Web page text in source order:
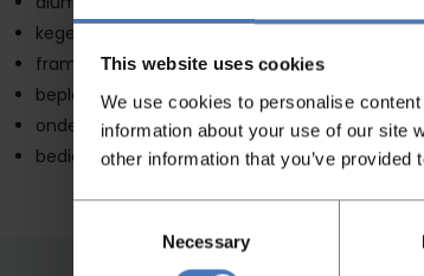
This website uses cookies
We use cookies to personalise
information about your use of our site
other information that you’ve
Necessary
kegel met bovenlager
frame staal, vernikkeld
beplating geborsteld rvs
onderstel vernikkeld staal met 4 zwenkwielen
bedieningspaneel